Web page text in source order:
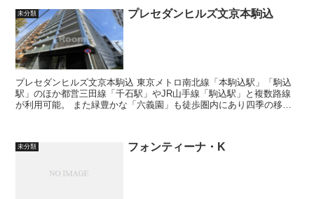
未分類 プレセダンヒルズ文京本駒込
プレセダンヒルズ文京本駒込 東京メトロ南北線「本駒込駅」「駒込
駅」のほか都営三田線「千石駅」やJR山手線「駒込駅」と複数路線
が利用可能。 また緑豊かな「六義園」も徒歩圏内にあり四季の移り
未分類 フォンティーナ・K